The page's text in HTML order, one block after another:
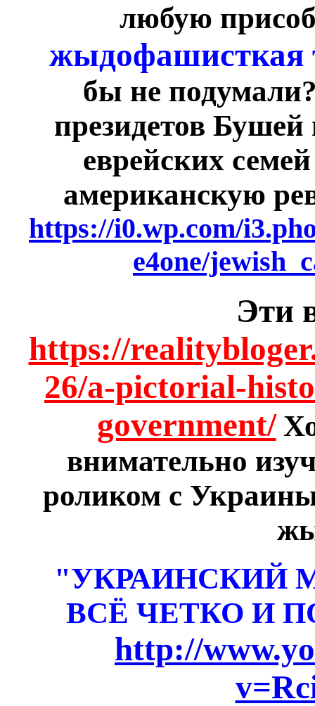
любую
жыдофашисткая
бы не
президетов Бушей
еврейских
американскую
https://i0.wp.com/
e4one/
Эти
https://
26/a-pictorial-
government/
внимательно
роликом с
"УКРАИНСКИЙ
ВСЁ ЧЕТКО И
http://